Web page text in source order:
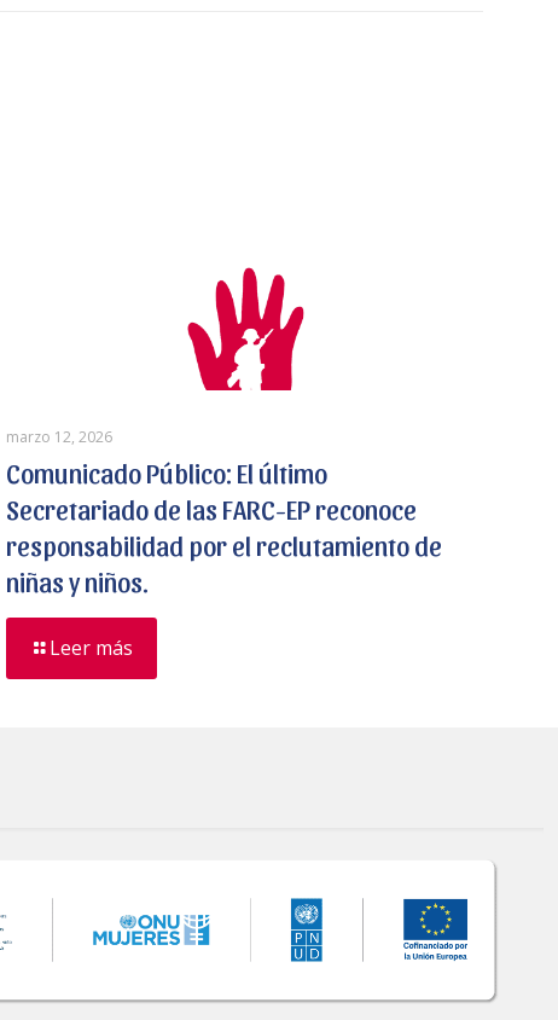
marzo 12, 2026
Comunicado Público: El último
Secretariado de las FARC-EP reconoce
responsabilidad por el reclutamiento de
niñas y niños.
Leer más